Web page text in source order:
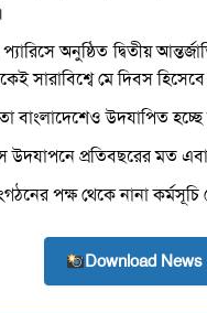
অনুষ্ঠিত দ্বিতীয়
সারাবিশ্বে মে দিবস
বাংলাদেশেও উদযাপিত
উদযাপনে প্রতিবছরের মত
পক্ষ থেকে নানা কর্মসূচি
Download